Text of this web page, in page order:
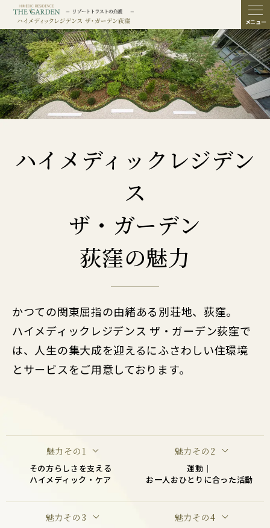
ME
NU
ハイメディックレジデン
ス
ザ・ガーデン
荻窪の魅力
かつての関東屈指の由緒ある別荘地、荻窪。
ハイメディックレジデンス ザ・ガーデン荻窪で
は、人生の集大成を迎えるにふさわしい住環境
とサービスをご用意しております。
魅力その1
その方らしさを支える
ハイメディック・ケア
魅力その2
運動｜
お一人おひとりに合った活動
魅力その3 魅力その4